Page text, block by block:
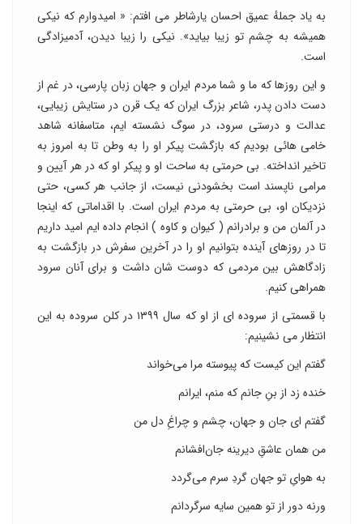
به یاد جملهٔ عمیق احسان یارشاطر می افتم: « امیدوارم که نیکی
همیشه به چشم تو زیبا بیاید». نیکی را زیبا دیدن، آدمیزادگی
است.
و این روزها که ما و شما مردم ایران و جهان زبان پارسی، در غم از
دست دادن پدر، شاعر بزرگ ایران که یک قرن در ستایش زیبایی،
عدالت و درستی سرود، در سوگ نشسته ایم، متاسفانه شاهد
خامی هائی بودیم که بازگشت پیکر او را به وطن تا به امروز به
تاخیر انداخته. بی حرمتی به ساحت او و پیکر او که در هر آیین و
مرامی ناپسند است بخشودنی نیست، از جانب هر کسی، حتی
نزدیکان او، بی حرمتی به مردم ایران است. با اقداماتی که اینجا
در آلمان من و برادرانم ( کیوان و کاوه ) انجام داده ایم امید داریم
تا در روزهای آینده بتوانیم او را در آخرین سفرش در بازگشت به
زادگاهش بین مردمی که دوست شان داشت و برای آنان سرود
همراهی کنیم.
با قسمتی از سروده ای از او که سال ۱۳۹۹ در کلن سروده به این
انتظار می نشینیم:
گفتم این کیست که پیوسته مرا می‌خواند
خنده زد از بنِ جانم که منم، ایرانم
گفتم ای جان و جهان، چشم و چراغِ دل من
من همان عاشقِ دیرینه جان‌افشانم
به هوایِ تو جهان گردِ سرم می‌گردد
ورنه دور از تو همین سایه سرگردانم